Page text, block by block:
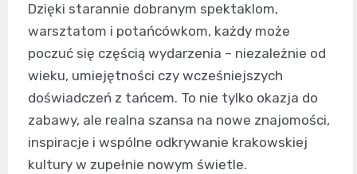
Dzięki starannie dobranym spektaklom,
warsztatom i potańcówkom, każdy może
poczuć się częścią wydarzenia – niezależnie od
wieku, umiejętności czy wcześniejszych
doświadczeń z tańcem. To nie tylko okazja do
zabawy, ale realna szansa na nowe znajomości,
inspiracje i wspólne odkrywanie krakowskiej
kultury w zupełnie nowym świetle.